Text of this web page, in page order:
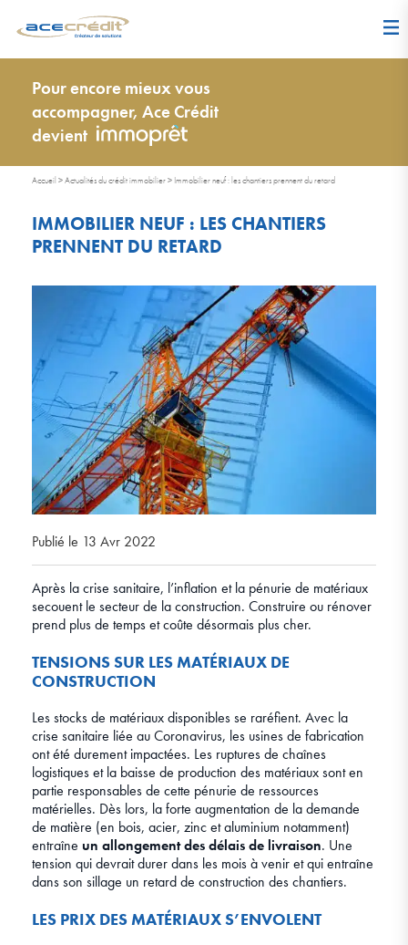
Pour encore mieux vous
accompagner, Ace Crédit
devient
Accueil >Actualités du crédit immobilier> Immobilier neuf : les chantiers prennent du retard
IMMOBILIER NEUF : LES CHANTIERS
PRENNENT DU RETARD
Publié le 13 Avr 2022
Après la crise sanitaire, l’inflation et la pénurie de matériaux
secouent le secteur de la construction. Construire ou rénover
prend plus de temps et coûte désormais plus cher.
TENSIONS SUR LES MATÉRIAUX DE
CONSTRUCTION
Les stocks de matériaux disponibles se raréfient. Avec la
crise sanitaire liée au Coronavirus, les usines de fabrication
ont été durement impactées. Les ruptures de chaînes
logistiques et la baisse de production des matériaux sont en
partie responsables de cette pénurie de ressources
matérielles. Dès lors, la forte augmentation de la demande
de matière (en bois, acier, zinc et aluminium notamment)
entraîne un allongement des délais de livraison. Une
tension qui devrait durer dans les mois à venir et qui entraîne
dans son sillage un retard de construction des chantiers.
LES PRIX DES MATÉRIAUX S’ENVOLENT